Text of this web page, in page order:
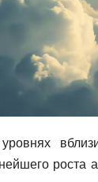
вблизи
роста